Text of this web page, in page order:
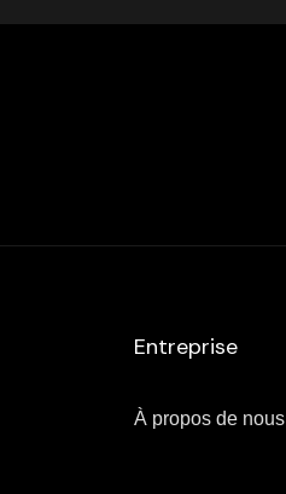
Entreprise
À propos de nous